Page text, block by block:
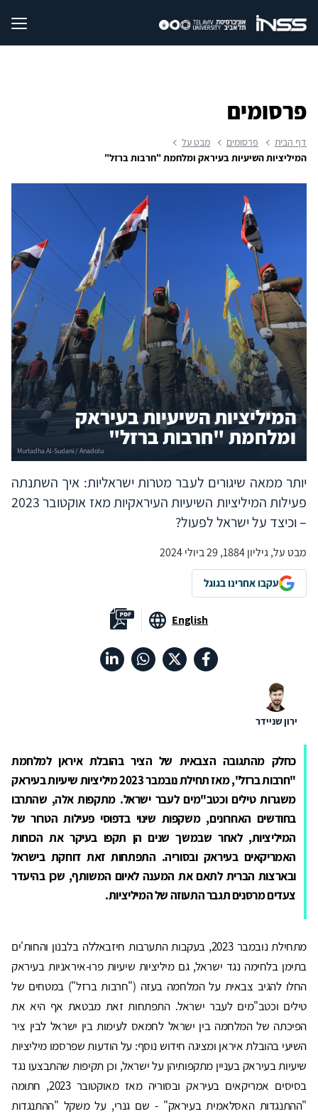
פרסומים
דף הבית פרסומים
מבט על
המיליציות השיעיות בעיראק ומלחמת "חרבות ברזל"
המיליציות השיעיות בעיראק
ומלחמת "חרבות ברזל"
יותר ממאה שיגורים לעבר מטרות ישראליות: איך השתנתה
פעילות המיליציות השיעיות העיראקיות מאז אוקטובר 2023
– וכיצד על ישראל לפעול?
מבט על, גיליון 1884, 29 ביולי 2024
עקבו אחרינו בגוגל
English
ירון שניידר
כחלק מהתגובה הצבאית של הציר בהובלת איראן למלחמת
"חרבות ברזל", מאז תחילת נובמבר 2023 מיליציות שיעיות בעיראק
משגרות טילים וכטב"מים לעבר ישראל. מתקפות אלה, שהתרבו
בחודשים האחרונים, משקפות שינוי בדפוסי פעילות הטרור של
המיליציות, לאחר שבמשך שנים הן תקפו בעיקר את הכוחות
האמריקאים בעיראק ובסוריה. התפתחות זאת דוחקת בישראל
ובארצות הברית לתאם את המענה לאיום המשותף, שכן בהיעדר
צעדים מרסנים תגבר התעוזה של המיליציות.
מתחילת נובמבר 2023, בעקבות התערבות חיזבאללה בלבנון והחות'ים
בתימן בלחימה נגד ישראל, גם מיליציות שיעיות פרו-איראניות בעיראק
החלו להגיב צבאית על המלחמה בעזה ("חרבות ברזל") במטחים של
טילים וכטב"מים לעבר ישראל. התפתחות זאת מבטאת אף היא את
הפיכתה של המלחמה בין ישראל לחמאס לעימות בין ישראל לבין ציר
השיעי בהובלת איראן ומציגה חידוש נוסף: על הודעות שפרסמו מיליציות
שיעיות בעיראק בעניין מתקפותיהן על ישראל, וכן תקיפות שהתבצעו נגד
בסיסים אמריקאים בעיראק ובסוריה מאז מאוקטובר 2023, חתומה
"ההתנגדות האסלאמית בעיראק" - שם גנרי, על משקל "ההתנגדות